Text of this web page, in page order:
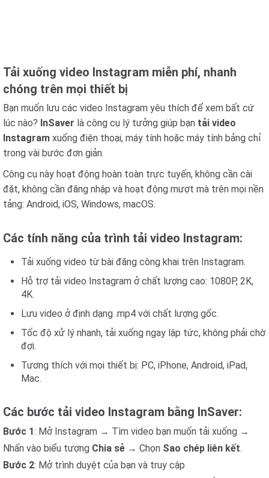
Tải xuống video Instagram miễn phí, nhanh
chóng trên mọi thiết bị
Bạn muốn lưu các video Instagram yêu thích để xem bất cứ
lúc nào? InSaver là công cụ lý tưởng giúp bạn tải video
Instagram xuống điện thoại, máy tính hoặc máy tính bảng chỉ
trong vài bước đơn giản.
Công cụ này hoạt động hoàn toàn trực tuyến, không cần cài
đặt, không cần đăng nhập và hoạt động mượt mà trên mọi nền
tảng: Android, iOS, Windows, macOS.
Các tính năng của trình tải video Instagram:
Tải xuống video từ bài đăng công khai trên Instagram.
Hỗ trợ tải video Instagram ở chất lượng cao: 1080P, 2K,
4K.
Lưu video ở định dạng .mp4 với chất lượng gốc.
Tốc độ xử lý nhanh, tải xuống ngay lập tức, không phải chờ
đợi.
Tương thích với mọi thiết bị: PC, iPhone, Android, iPad,
Mac.
Các bước tải video Instagram bằng InSaver:
Bước 1: Mở Instagram → Tìm video bạn muốn tải xuống →
Nhấn vào biểu tượng Chia sẻ → Chọn Sao chép liên kết.
Bước 2: Mở trình duyệt của bạn và truy cập